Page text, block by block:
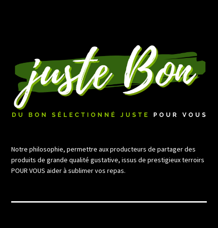
Notre philosophie, permettre aux producteurs de partager des
produits de grande qualité gustative, issus de prestigieux terroirs
POUR VOUS aider à sublimer vos repas.